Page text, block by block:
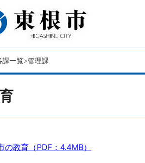
課一覧 管理課
教育（PDF：4.4MB）